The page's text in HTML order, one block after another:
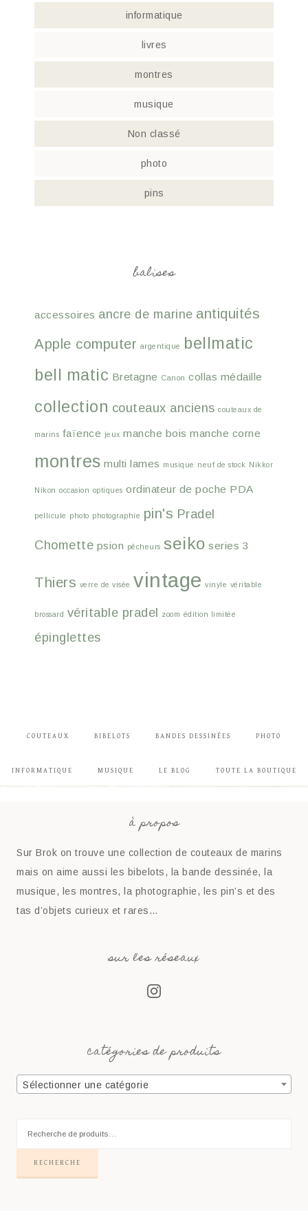
informatique
livres
montres
musique
Non classé
photo
pins
balises
accessoires ancre de marine antiquités
Apple computer argentique
bellmatic
bell matic Bretagne Canon collas médaille
collection couteaux anciens couteaux de
marins faïence jeux manche bois manche corne
montres multi lames musique neuf de stock Nikkor
Nikon occasion optiques ordinateur de poche PDA
pellicule photo photographie pin's Pradel
Chomette psion pêcheurs seiko series 3
Thiers verre de visée vintage vinyle véritable
brossard véritable pradel zoom édition limitée
épinglettes
COUTEAUX BIBELOTS BANDES DESSINÉES PHOTO
INFORMATIQUE MUSIQUE LE BLOG TOUTE LA BOUTIQUE
à propos
Sur Brok on trouve une collection de couteaux de marins
mais on aime aussi les bibelots, la bande dessinée, la
musique, les montres, la photographie, les pin’s et des
tas d’objets curieux et rares…
sur les réseaux
catégories de produits
Sélectionner une catégorie
RECHERCHE